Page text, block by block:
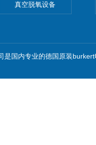
真空脱氧设备
是国内专业的德国原装